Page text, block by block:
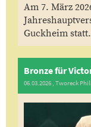
Am 7. März
Guckheim statt.
06.03.2026 , Tworeck